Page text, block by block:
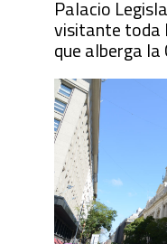
Palacio
visitante toda
que alberga la